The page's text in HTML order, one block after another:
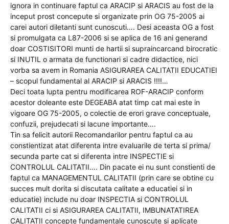
ignora in continuare faptul ca ARACIP si ARACIS au fost de la
inceput prost concepute si organizate prin OG 75-2005 ai
carei autori diletanti sunt cunoscuti…. Desi aceasta OG a fost
si promulgata ca L87-2006 si se aplica de 16 ani generand
doar COSTISITORI munti de hartii si supraincarcand birocratic
si INUTIL o armata de functionari si cadre didactice, nici
vorba sa avem in Romania ASIGURAREA CALITATII EDUCATIEI
– scopul fundamental al ARACIP si ARACIS !!!!…
Deci toata lupta pentru modificarea ROF-ARACIP conform
acestor doleante este DEGEABA atat timp cat mai este in
vigoare OG 75-2005, o colectie de erori grave conceptuale,
confuzii, prejudecati si lacune importante….
Tin sa felicit autorii Recomandarilor pentru faptul ca au
constientizat atat diferenta intre evaluarile de terta si prima/
secunda parte cat si diferenta intre INSPECTIE si
CONTROLUL CALITATII…. Din pacate ei nu sunt constienti de
faptul ca MANAGEMENTUL CALITATII (prin care se obtine cu
succes mult dorita si discutata calitate a educatiei si in
educatie) include nu doar INSPECTIA si CONTROLUL
CALITATII ci si ASIGURAREA CALITATII, IMBUNATATIREA
CALITATII concepte fundamentale cunoscute si aplicate